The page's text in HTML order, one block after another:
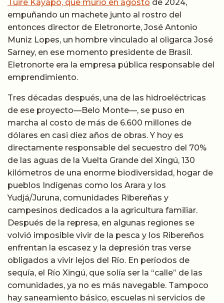
Tuire Kayapó, que murió en agosto de 2024,
empuñando un machete junto al rostro del
entonces director de Eletronorte, José Antonio
Muniz Lopes, un hombre vinculado al oligarca José
Sarney, en ese momento presidente de Brasil.
Eletronorte era la empresa pública responsable del
emprendimiento.
Tres décadas después, una de las hidroeléctricas
de ese proyecto—Belo Monte—, se puso en
marcha al costo de más de 6.600 millones de
dólares en casi diez años de obras. Y hoy es
directamente responsable del secuestro del 70%
de las aguas de la Vuelta Grande del Xingú, 130
kilómetros de una enorme biodiversidad, hogar de
pueblos Indígenas como los Arara y los
Yudjá/Juruna, comunidades Ribereñas y
campesinos dedicados a la agricultura familiar.
Después de la represa, en algunas regiones se
volvió imposible vivir de la pesca y los Ribereños
enfrentan la escasez y la depresión tras verse
obligados a vivir lejos del Río. En períodos de
sequía, el Río Xingú, que solía ser la “calle” de las
comunidades, ya no es más navegable. Tampoco
hay saneamiento básico, escuelas ni servicios de